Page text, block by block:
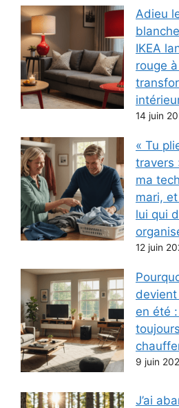
Adieu
IKEA
rouge
14 juin
« Tu
travers
ma
mari,
lui qui
12 juin
en été
9 juin
J’ai